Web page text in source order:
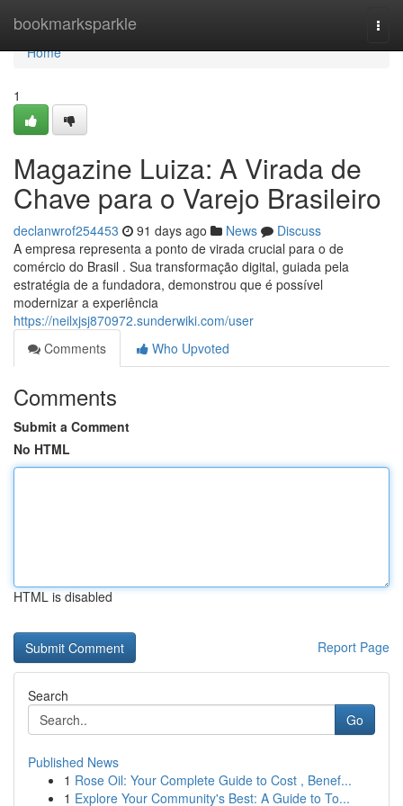
bookmarksparkle
Home
Home
1
Magazine Luiza: A Virada de
Chave para o Varejo Brasileiro
declanwrof254453 91 days ago News
Discuss
A empresa representa a ponto de virada crucial para o de
comércio do Brasil . Sua transformação digital, guiada pela
estratégia de a fundadora, demonstrou que é possível
modernizar a experiência
https://neilxjsj870972.sunderwiki.com/user
Comments
Who Upvoted
Comments
Submit a Comment
No HTML
HTML is disabled
Report Page
Search
Go
Published News
1 Rose Oil: Your Complete Guide to Cost , Benef...
1 Explore Your Community's Best: A Guide to To...